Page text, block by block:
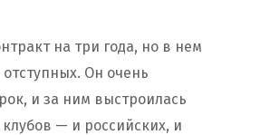
на три года, но в нем
Он очень
и за ним выстроилась
— и российских, и